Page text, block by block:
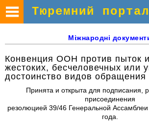
Тюремний портал
Міжнародні
Конвенция ООН против пыток
жестоких, бесчеловечных или
достоинство видов обращения
Принята и открыта для подписания,
присоединения
резолюцией 39/46 Генеральной
года.